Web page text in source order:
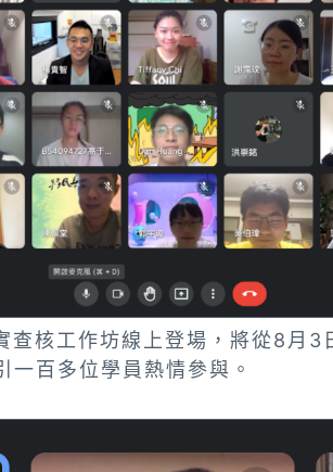
查核工作坊線上登場，將從8月3
一百多位學員熱情參與。